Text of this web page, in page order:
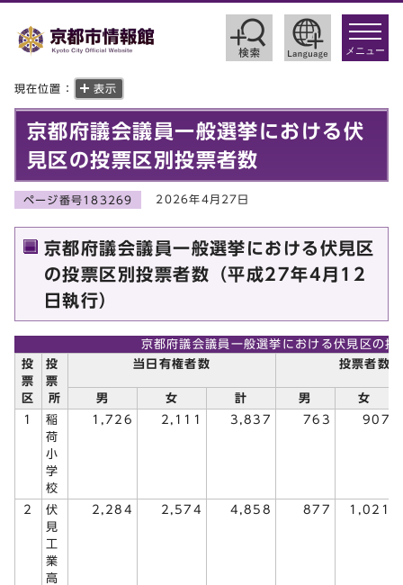
toggle
メニュー
現在位置： 表示
京都府議会議員一般選挙における伏
見区の投票区別投票者数
ページ番号183269 2026年4月27日
京都府議会議員一般選挙における伏見区
の投票区別投票者数（平成27年4月12
日執行）
京都府議会議員一般選挙における伏見区の投
投
票
区
投
票
所
当日有権者数 投票者数
男 女 計 男
女
1
稲
荷
小
学
校
1,726 2,111 3,837 763 907
2
伏
見
工
業
高
2,284 2,574 4,858 877 1,021